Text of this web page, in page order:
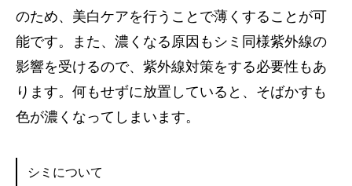
のため、美白ケアを行うことで薄くすることが可
能です。また、濃くなる原因もシミ同様紫外線の
影響を受けるので、紫外線対策をする必要性もあ
ります。何もせずに放置していると、そばかすも
色が濃くなってしまいます。
シミについて